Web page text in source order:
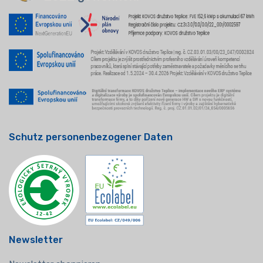
Schutz personenbezogener Daten
Newsletter